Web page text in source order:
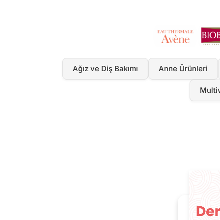
Ağız ve Diş Bakımı Anne Ürünleri